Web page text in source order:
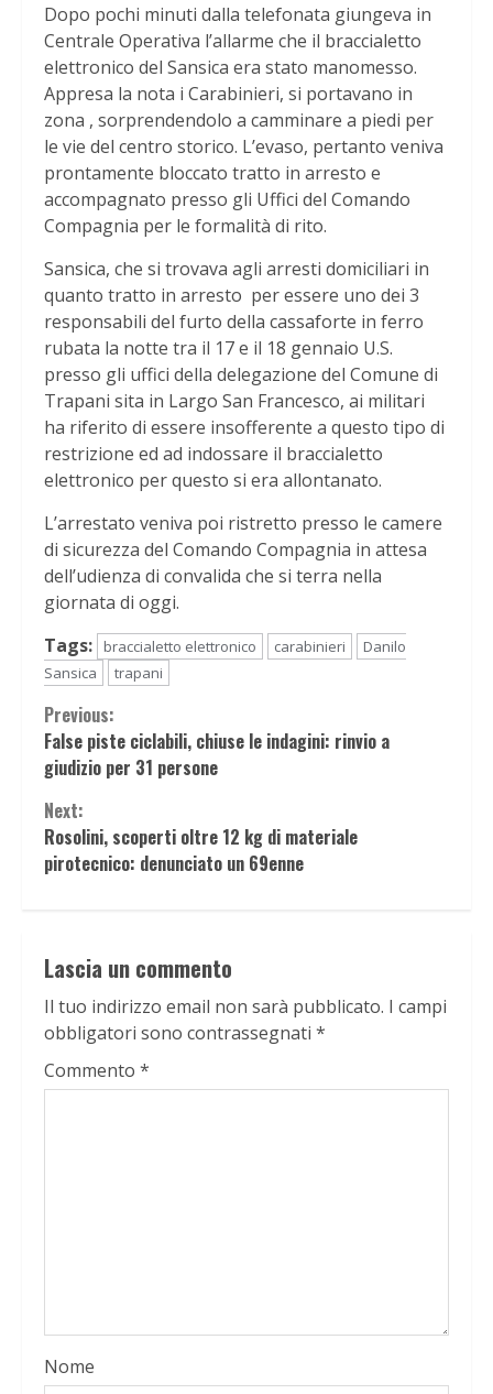
Dopo pochi minuti dalla telefonata giungeva in
Centrale Operativa l’allarme che il braccialetto
elettronico del Sansica era stato manomesso.
Appresa la nota i Carabinieri, si portavano in
zona , sorprendendolo a camminare a piedi per
le vie del centro storico. L’evaso, pertanto veniva
prontamente bloccato tratto in arresto e
accompagnato presso gli Uffici del Comando
Compagnia per le formalità di rito.
Sansica, che si trovava agli arresti domiciliari in
quanto tratto in arresto per essere uno dei 3
responsabili del furto della cassaforte in ferro
rubata la notte tra il 17 e il 18 gennaio U.S.
presso gli uffici della delegazione del Comune di
Trapani sita in Largo San Francesco, ai militari
ha riferito di essere insofferente a questo tipo di
restrizione ed ad indossare il braccialetto
elettronico per questo si era allontanato.
L’arrestato veniva poi ristretto presso le camere
di sicurezza del Comando Compagnia in attesa
dell’udienza di convalida che si terra nella
giornata di oggi.
Tags:
braccialetto elettronico carabinieri
Danilo
Sansica
trapani
Continue
Reading
Previous:
False piste ciclabili, chiuse le indagini: rinvio a
giudizio per 31 persone
Next:
Rosolini, scoperti oltre 12 kg di materiale
pirotecnico: denunciato un 69enne
Lascia un commento
Il tuo indirizzo email non sarà pubblicato. I campi
obbligatori sono contrassegnati *
Commento *
Nome